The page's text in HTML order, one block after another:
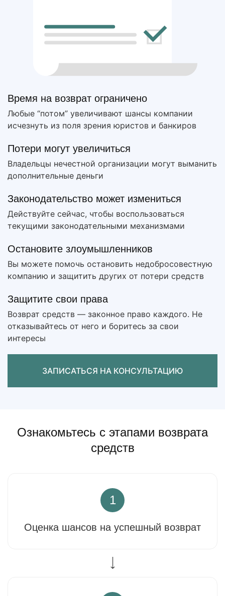
Время на возврат ограничено
Любые “потом” увеличивают шансы компании
исчезнуть из поля зрения юристов и банкиров
Потери могут увеличиться
Владельцы нечестной организации могут выманить
дополнительные деньги
Законодательство может измениться
Действуйте сейчас, чтобы воспользоваться
текущими законодательными механизмами
Остановите злоумышленников
Вы можете помочь остановить недобросовестную
компанию и защитить других от потери средств
Защитите свои права
Возврат средств — законное право каждого. Не
отказывайтесь от него и боритесь за свои
интересы
ЗАПИСАТЬСЯ НА КОНСУЛЬТАЦИЮ
Ознакомьтесь с этапами возврата
средств
1
Оценка шансов на успешный возврат